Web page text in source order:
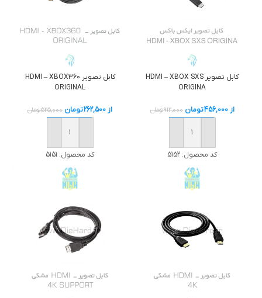
کابل تصوير HDMI – XBOX SXS
ORIGINA
از456,000تومان 912,000تومان
خرید
کد محصول: 5152
کابل تصوير HDMI – XBOX360
ORIGINAL
از262,500تومان 525,000تومان
خرید
کد محصول: 5151